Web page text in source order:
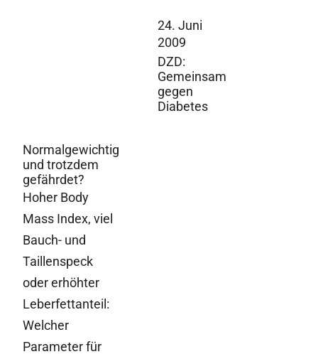
24. Juni
2009
DZD:
Gemeinsam
gegen
Diabetes
Normalgewichtig
und trotzdem
gefährdet?
Hoher Body
Mass Index, viel
Bauch- und
Taillenspeck
oder erhöhter
Leberfettanteil:
Welcher
Parameter für